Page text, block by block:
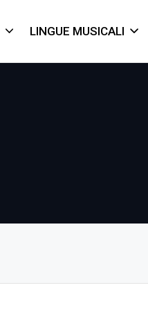
LINGUE MUSICALI